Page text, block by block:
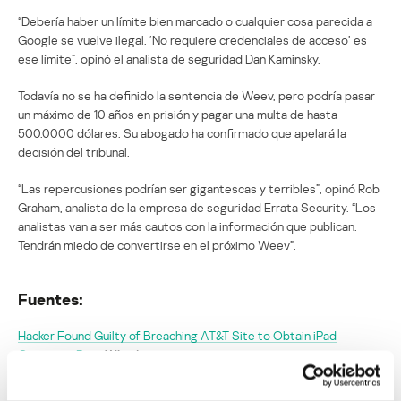
“Debería haber un límite bien marcado o cualquier cosa parecida a
Google se vuelve ilegal. ‘No requiere credenciales de acceso’ es
ese límite”, opinó el analista de seguridad Dan Kaminsky.
Todavía no se ha definido la sentencia de Weev, pero podría pasar
un máximo de 10 años en prisión y pagar una multa de hasta
500.0000 dólares. Su abogado ha confirmado que apelará la
decisión del tribunal.
“Las repercusiones podrían ser gigantescas y terribles”, opinó Rob
Graham, analista de la empresa de seguridad Errata Security. “Los
analistas van a ser más cautos con la información que publican.
Tendrán miedo de convertirse en el próximo Weev”.
Fuentes:
Hacker Found Guilty of Breaching AT&T Site to Obtain iPad
Customer Data Wired
eSecurity